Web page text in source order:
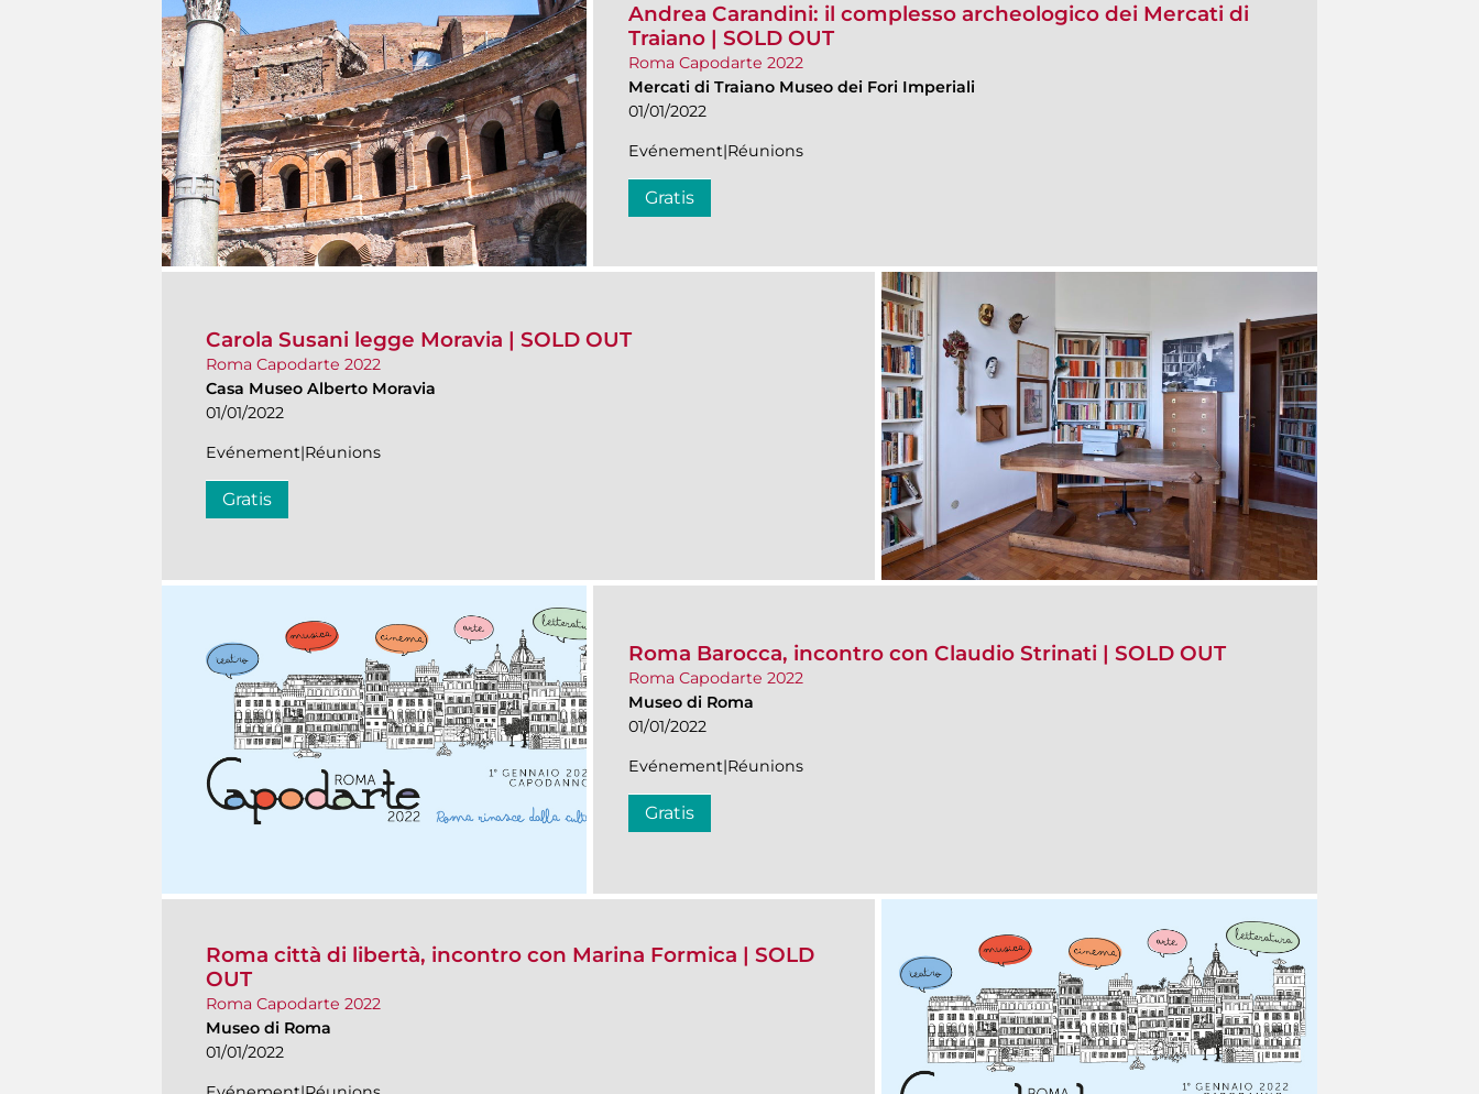
Andrea Carandini: il complesso archeologico dei Mercati di
Traiano | SOLD OUT
Roma Capodarte 2022
Mercati di Traiano Museo dei Fori Imperiali
01/01/2022
Evénement|Réunions
Gratis
Carola Susani legge Moravia | SOLD OUT
Roma Capodarte 2022
Casa Museo Alberto Moravia
01/01/2022
Evénement|Réunions
Gratis
Roma Barocca, incontro con Claudio Strinati | SOLD OUT
Roma Capodarte 2022
Museo di Roma
01/01/2022
Evénement|Réunions
Gratis
Roma città di libertà, incontro con Marina Formica | SOLD
OUT
Roma Capodarte 2022
Museo di Roma
01/01/2022